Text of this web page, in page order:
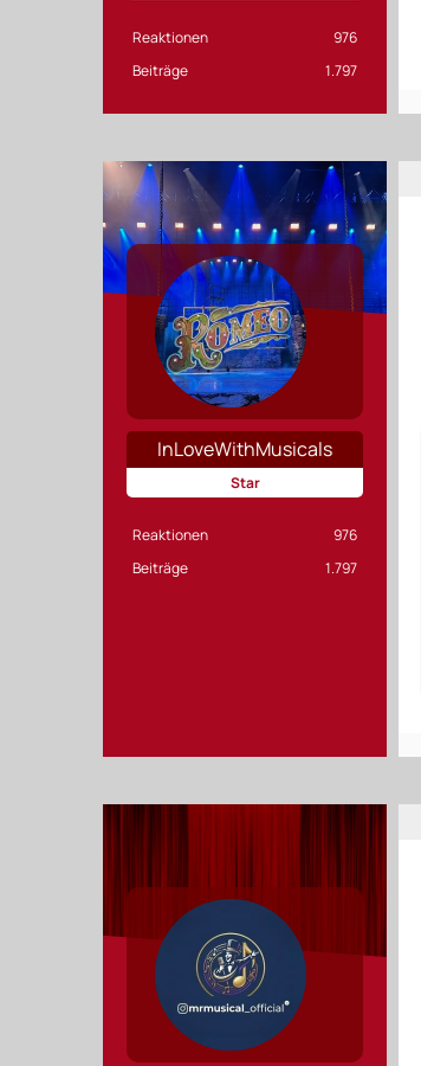
Reaktionen
976
Beiträge
1.797
InLoveWithMusicals
Star
Reaktionen
976
Beiträge
1.797